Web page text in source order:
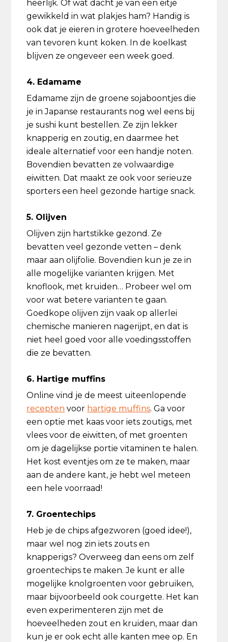
heerlijk. Of wat dacht je van een eitje
gewikkeld in wat plakjes ham? Handig is
ook dat je eieren in grotere hoeveelheden
van tevoren kunt koken. In de koelkast
blijven ze ongeveer een week goed.
4. Edamame
Edamame zijn de groene sojaboontjes die
je in Japanse restaurants nog wel eens bij
je sushi kunt bestellen. Ze zijn lekker
knapperig en zoutig, en daarmee het
ideale alternatief voor een handje noten.
Bovendien bevatten ze volwaardige
eiwitten. Dat maakt ze ook voor serieuze
sporters een heel gezonde hartige snack.
5. Olijven
Olijven zijn hartstikke gezond. Ze
bevatten veel gezonde vetten – denk
maar aan olijfolie. Bovendien kun je ze in
alle mogelijke varianten krijgen. Met
knoflook, met kruiden… Probeer wel om
voor wat betere varianten te gaan.
Goedkope olijven zijn vaak op allerlei
chemische manieren nagerijpt, en dat is
niet heel goed voor alle voedingsstoffen
die ze bevatten.
6. Hartige muffins
Online vind je de meest uiteenlopende
recepten voor hartige muffins. Ga voor
een optie met kaas voor iets zoutigs, met
vlees voor de eiwitten, of met groenten
om je dagelijkse portie vitaminen te halen.
Het kost eventjes om ze te maken, maar
aan de andere kant, je hebt wel meteen
een hele voorraad!
7. Groentechips
Heb je de chips afgezworen (goed idee!),
maar wel nog zin iets zouts en
knapperigs? Overweeg dan eens om zelf
groentechips te maken. Je kunt er alle
mogelijke knolgroenten voor gebruiken,
maar bijvoorbeeld ook courgette. Het kan
even experimenteren zijn met de
hoeveelheden zout en kruiden, maar dan
kun je er ook echt alle kanten mee op. En